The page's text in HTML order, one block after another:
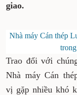
giao.
Nhà máy Cán thép
Trao đổi với
Nhà máy Cán
vị gặp nhiều khó